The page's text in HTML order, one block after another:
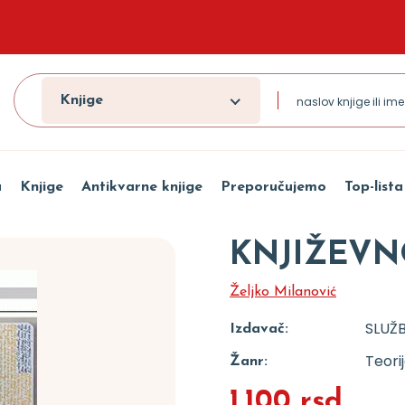
Knjige
Knjige Antikvarne knjige Preporučujemo Top-lista
Željko Milanović
Izdavač:
Žanr: